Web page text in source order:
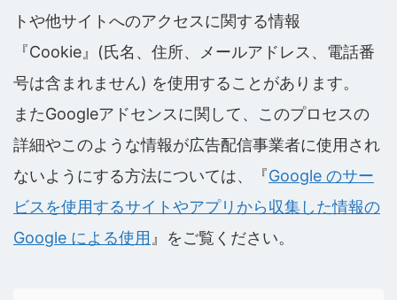
トや他サイトへのアクセスに関する情報
『Cookie』(氏名、住所、メールアドレス、電話番
号は含まれません) を使用することがあります。
またGoogleアドセンスに関して、このプロセスの
詳細やこのような情報が広告配信事業者に使用され
ないようにする方法については、『Google のサー
ビスを使用するサイトやアプリから収集した情報の
Google による使用 』をご覧ください。